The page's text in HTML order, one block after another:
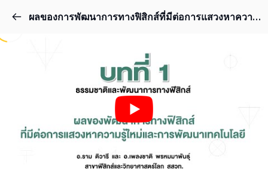
ผลของการพัฒนาการทางฟิสิกส์ที่มีต่อการแสวงหาความรู้ใหม่และการพัฒนาเทคโนโลยี